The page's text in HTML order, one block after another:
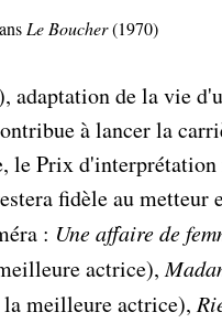
Le Boucher(1970)
adaptation de la vie
à lancer la
le Prix
fidèle au metteur
: Une affaire de
actrice),
la meilleure actrice),